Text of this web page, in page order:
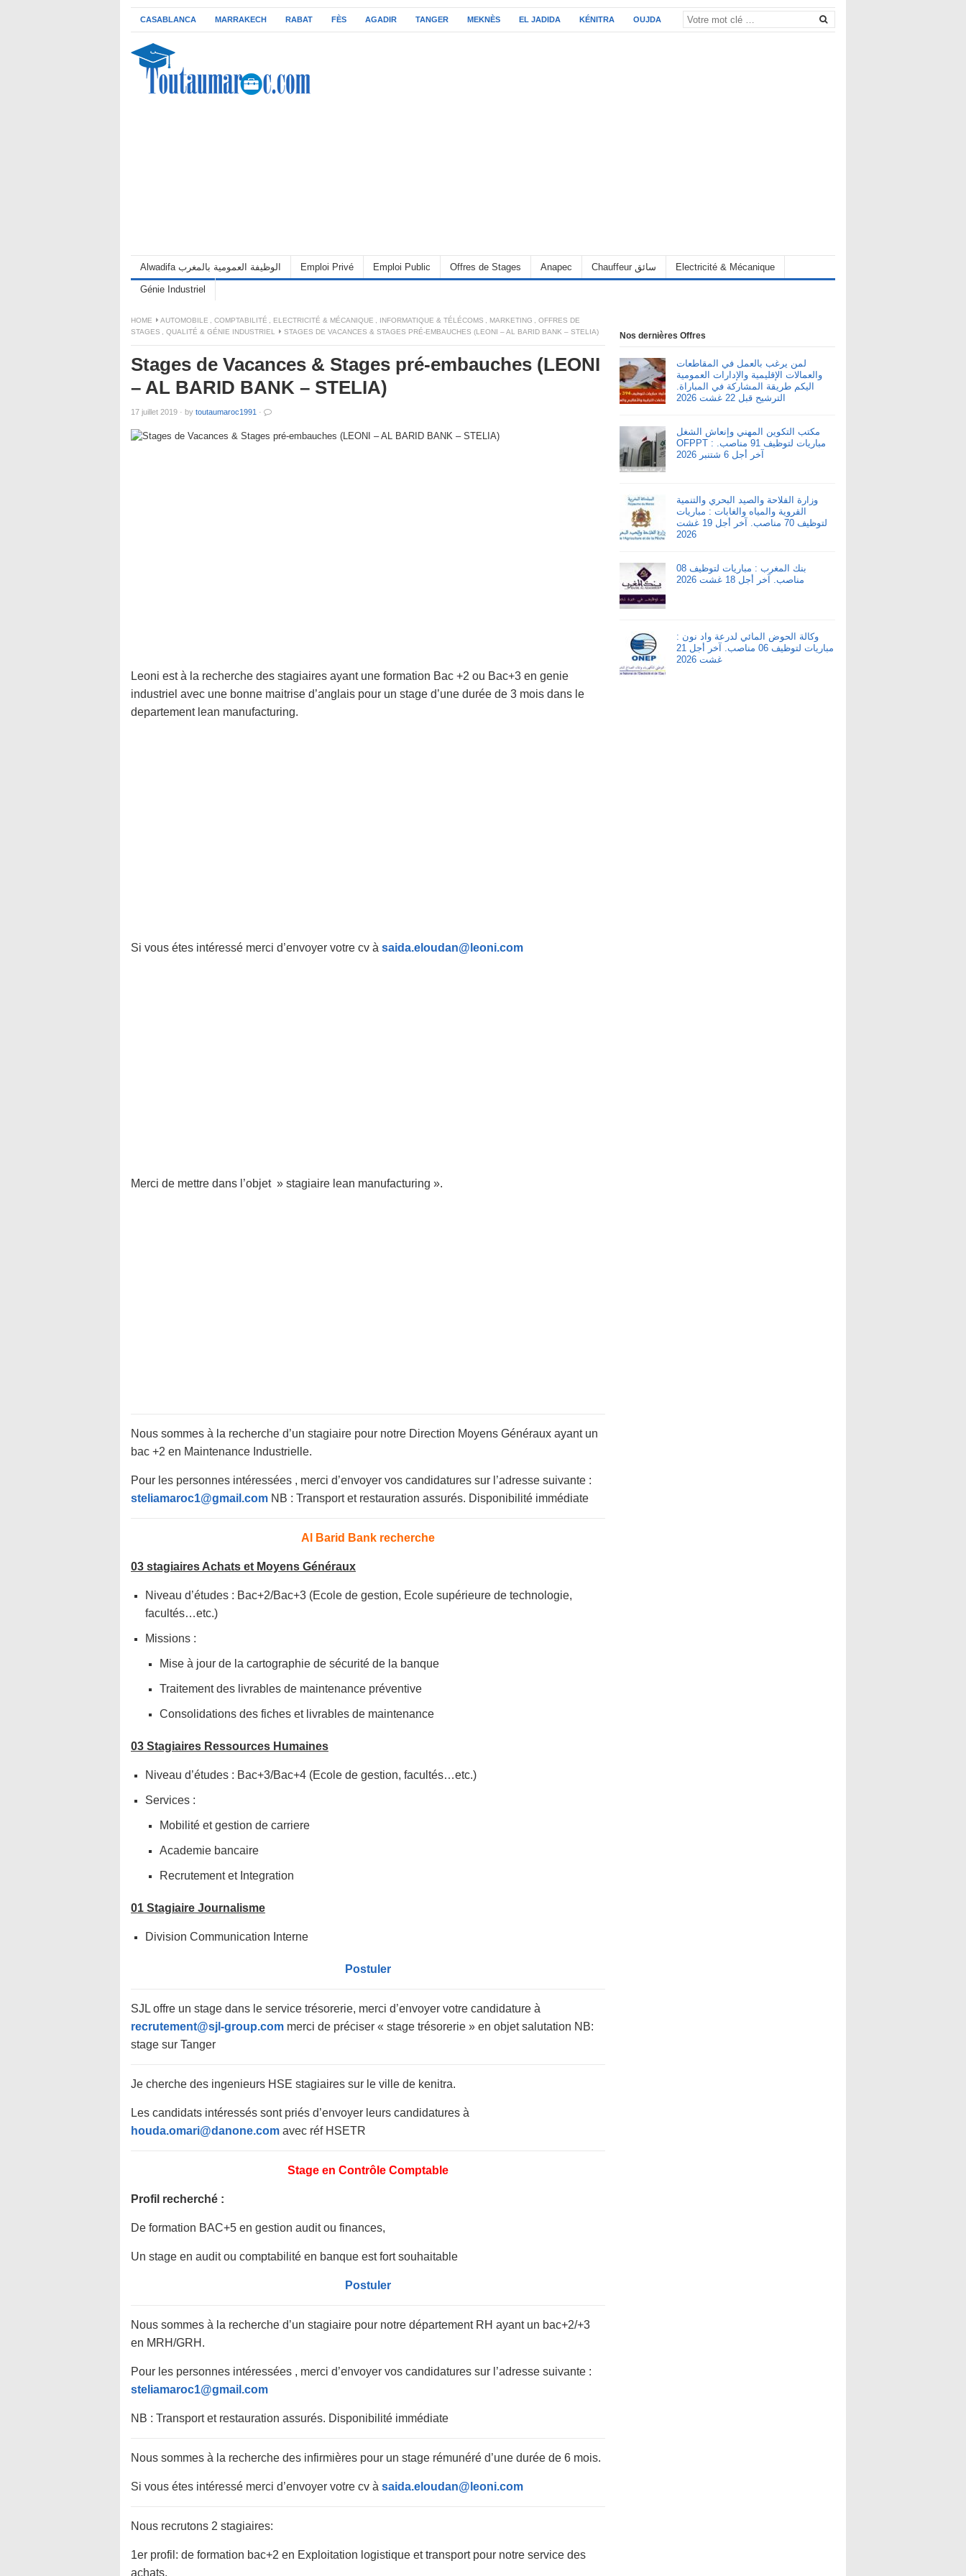
CASABLANCA MARRAKECH RABAT FÈS AGADIR TANGER MEKNÈS EL JADIDA KÉNITRA OUJDA
Alwadifa الوظيفة العمومية بالمغرب Emploi Privé Emploi Public Offres de Stages Anapec Chauffeur سائق Electricité & Mécanique
Génie Industriel
HOME AUTOMOBILE COMPTABILITÉ ELECTRICITÉ & MÉCANIQUE INFORMATIQUE & TÉLÉCOMS MARKETING
OFFRES DE
STAGES
QUALITÉ & GÉNIE INDUSTRIEL STAGES DE VACANCES & STAGES PRÉ-EMBAUCHES (LEONI – AL BARID BANK – STELIA)
Stages de Vacances & Stages pré-embauches (LEONI
– AL BARID BANK – STELIA)
17 juillet 2019 · by toutaumaroc1991 ·
Leoni est à la recherche des stagiaires ayant une formation Bac +2 ou Bac+3 en genie
industriel avec une bonne maitrise d’anglais pour un stage d’une durée de 3 mois dans le
departement lean manufacturing.
Si vous étes intéressé merci d’envoyer votre cv à saida.eloudan@leoni.com
Merci de mettre dans l’objet » stagiaire lean manufacturing ».
Nous sommes à la recherche d’un stagiaire pour notre Direction Moyens Généraux ayant un
bac +2 en Maintenance Industrielle.
Pour les personnes intéressées , merci d’envoyer vos candidatures sur l’adresse suivante :
steliamaroc1@gmail.com NB : Transport et restauration assurés. Disponibilité immédiate
Al Barid Bank recherche
03 stagiaires Achats et Moyens Généraux
Niveau d’études : Bac+2/Bac+3 (Ecole de gestion, Ecole supérieure de technologie,
facultés…etc.)
Missions :
Mise à jour de la cartographie de sécurité de la banque
Traitement des livrables de maintenance préventive
Consolidations des fiches et livrables de maintenance
03 Stagiaires Ressources Humaines
Niveau d’études : Bac+3/Bac+4 (Ecole de gestion, facultés…etc.)
Services :
Mobilité et gestion de carriere
Academie bancaire
Recrutement et Integration
01 Stagiaire Journalisme
Division Communication Interne
Postuler
SJL offre un stage dans le service trésorerie, merci d’envoyer votre candidature à
recrutement@sjl-group.com merci de préciser « stage trésorerie » en objet salutation NB:
stage sur Tanger
Je cherche des ingenieurs HSE stagiaires sur le ville de kenitra.
Les candidats intéressés sont priés d’envoyer leurs candidatures à
houda.omari@danone.com avec réf HSETR
Stage en Contrôle Comptable
Profil recherché :
De formation BAC+5 en gestion audit ou finances,
Un stage en audit ou comptabilité en banque est fort souhaitable
Postuler
Nous sommes à la recherche d’un stagiaire pour notre département RH ayant un bac+2/+3
en MRH/GRH.
Pour les personnes intéressées , merci d’envoyer vos candidatures sur l’adresse suivante :
steliamaroc1@gmail.com
NB : Transport et restauration assurés. Disponibilité immédiate
Nous sommes à la recherche des infirmières pour un stage rémunéré d’une durée de 6 mois.
Si vous étes intéressé merci d’envoyer votre cv à saida.eloudan@leoni.com
Nous recrutons 2 stagiaires:
1er profil: de formation bac+2 en Exploitation logistique et transport pour notre service des
achats.
Nos dernières Offres
لمن يرغب بالعمل في المقاطعات
والعمالات الإقليمية والإدارات العمومية
اليكم طريقة المشاركة في المباراة.
الترشيح قبل 22 غشت 2026
مكتب التكوين المهني وإنعاش الشغل
OFPPT : مباريات لتوظيف 91 مناصب.
آخر أجل 6 شتنبر 2026
وزارة الفلاحة والصيد البحري والتنمية
القروية والمياه والغابات : مباريات
لتوظيف 70 مناصب. آخر أجل 19 غشت
2026
بنك المغرب : مباريات لتوظيف 08
مناصب. آخر أجل 18 غشت 2026
وكالة الحوض المائي لدرعة واد نون :
مباريات لتوظيف 06 مناصب. آخر أجل 21
غشت 2026